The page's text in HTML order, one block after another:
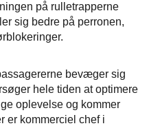
på rulletrapperne
sig bedre på perronen,
bevæger sig
hele tiden at optimere
oplevelse og kommer
er kommerciel chef i